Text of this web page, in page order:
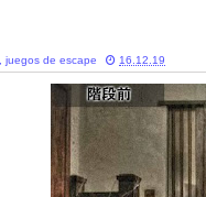
juegos de escape 16.12.19